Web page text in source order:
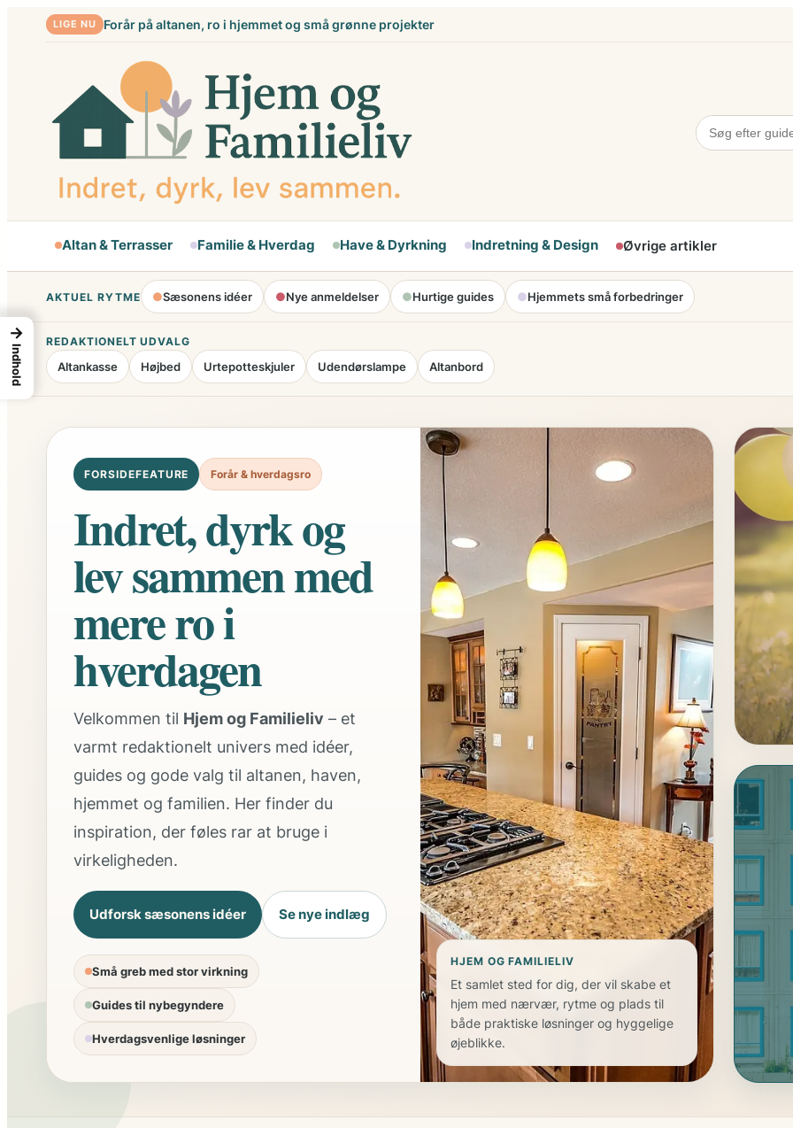
Spring LIGE NU Forår på altanen, ro i hjemmet og små grønne projekter
Altan & Terrasser Familie & Hverdag Have & Dyrkning Indretning & Design Øvrige artikler
AKTUEL RYTME ●Sæsonens idéer ●Nye anmeldelser ●Hurtige guides ●Hjemmets små forbedringer
REDAKTIONELT UDVALG
Altankasse Højbed Urtepotteskjuler Udendørslampe Altanbord
FORSIDEFEATURE Forår & hverdagsro
Indret, dyrk og
lev sammen med
mere ro i
hverdagen
Velkommen til Hjem og Familieliv – et
varmt redaktionelt univers med idéer,
guides og gode valg til altanen, haven,
hjemmet og familien. Her finder du
inspiration, der føles rar at bruge i
virkeligheden.
Udforsk sæsonens idéer Se nye indlæg
Små greb med stor virkning
Guides til nybegyndere
Hverdagsvenlige løsninger
HJEM OG FAMILIELIV
Et samlet sted for dig, der vil skabe et
hjem med nærvær, rytme og plads til
både praktiske løsninger og hyggelige
øjeblikke.
→
Indhold